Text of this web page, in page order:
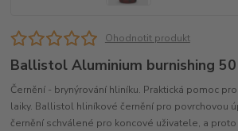
Ohodnotit produkt
Ballistol Aluminium burnishing
Černění - brynýrování hliníku. Praktická pomoc
laiky. Ballistol hliníkové černění pro povrchovou
černění schválené pro koncové uživatele, a